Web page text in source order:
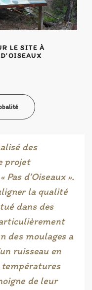
LE SITE À
des
projet
Pas d’Oiseaux ».
la qualité
dans des
des moulages a
ruisseau en
températures
de leur